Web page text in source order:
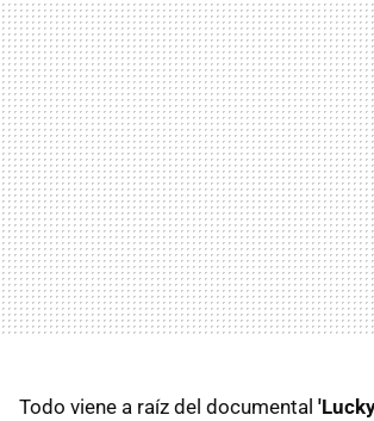
Todo viene a raíz del documental